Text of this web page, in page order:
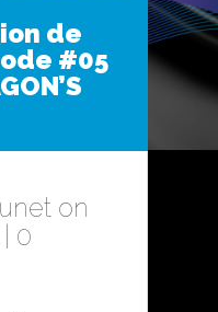
de
#05
on
0